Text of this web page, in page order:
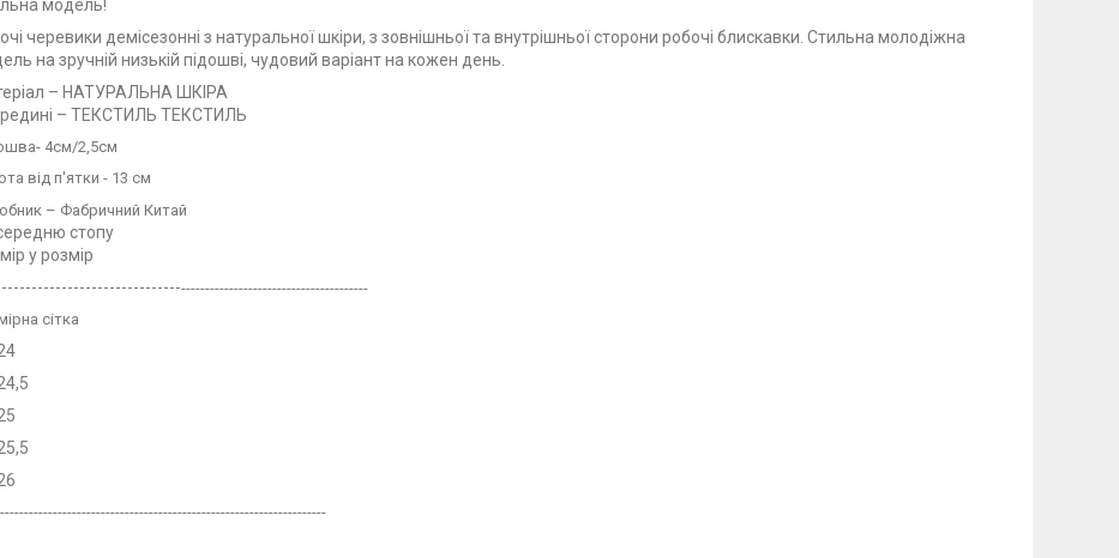
модель!
черевики демісезонні з натуральної шкіри, з зовнішньої та внутрішньої сторони робочі блискавки. Стильна молодіжна
на зручній низькій підошві, чудовий варіант на кожен день.
– НАТУРАЛЬНА ШКІРА
– ТЕКСТИЛЬ ТЕКСТИЛЬ
4см/2,5см
від п'ятки - 13 см
– Фабричний Китай
стопу
у розмір
---------------------------------------
сітка